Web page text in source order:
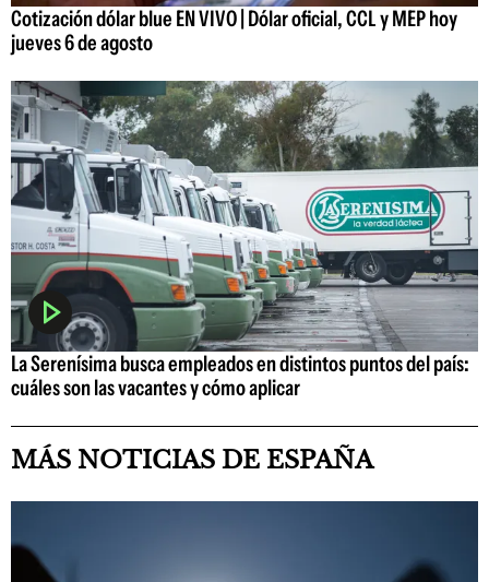
Cotización dólar blue EN VIVO | Dólar oficial, CCL y MEP hoy
jueves 6 de agosto
La Serenísima busca empleados en distintos puntos del país:
cuáles son las vacantes y cómo aplicar
MÁS NOTICIAS DE ESPAÑA